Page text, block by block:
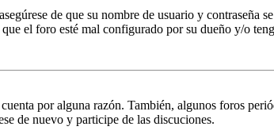
de que su nombre de usuario y
el foro esté mal configurado por su dueño y/o
por alguna razón. También, algunos foros
de nuevo y participe de las discuciones.